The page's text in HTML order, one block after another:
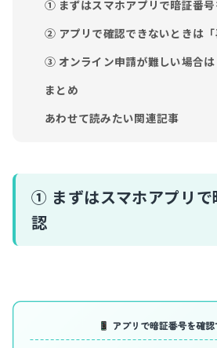
① まずはスマホアプリで暗証番号
② アプリで確認できないときは「
③ オンライン申請が難しい場合は
まとめ
あわせて読みたい関連記事
① まずはスマホアプリで
認